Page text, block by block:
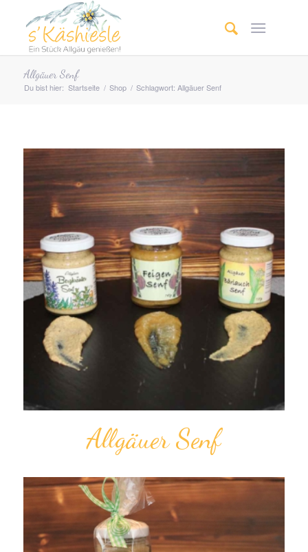
Allgäuer Senf
Du bist hier: Startseite / Shop / Schlagwort: Allgäuer Senf
Allgäuer Senf